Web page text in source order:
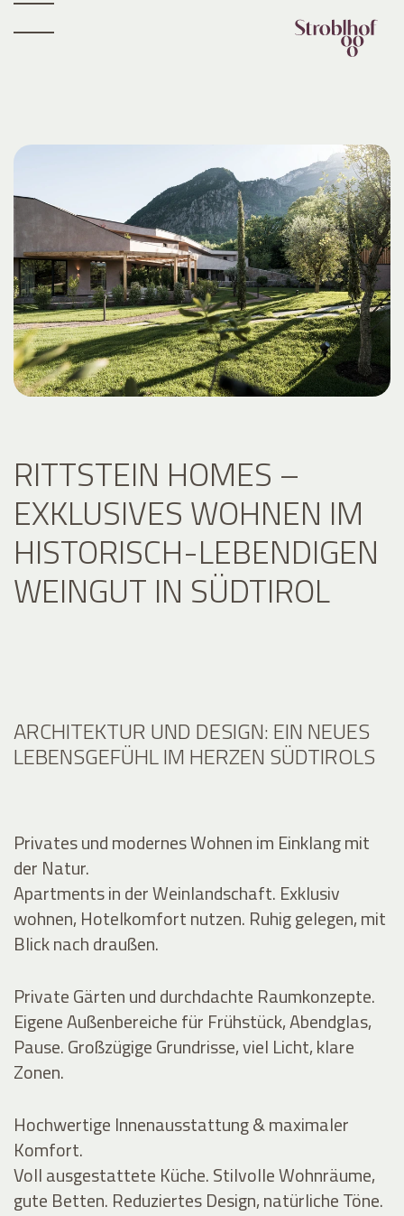
RITTSTEIN HOMES –
EXKLUSIVES WOHNEN IM
HISTORISCH-LEBENDIGEN
WEINGUT IN SÜDTIROL
ARCHITEKTUR UND DESIGN: EIN NEUES
LEBENSGEFÜHL IM HERZEN SÜDTIROLS
Privates und modernes Wohnen im Einklang mit
der Natur.
Apartments in der Weinlandschaft. Exklusiv
wohnen, Hotelkomfort nutzen. Ruhig gelegen, mit
Blick nach draußen.
Private Gärten und durchdachte Raumkonzepte.
Eigene Außenbereiche für Frühstück, Abendglas,
Pause. Großzügige Grundrisse, viel Licht, klare
Zonen.
Hochwertige Innenausstattung & maximaler
Komfort.
Voll ausgestattete Küche. Stilvolle Wohnräume,
gute Betten. Reduziertes Design, natürliche Töne.